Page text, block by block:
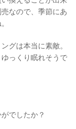
なので、季節にあ
グは本当に素敵。
っくり眠れそうで
でしたか？